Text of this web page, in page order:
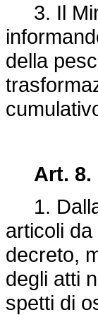
3. Il
della
Art. 8.
1. Dalla
articoli
decreto,
degli atti
spetti di